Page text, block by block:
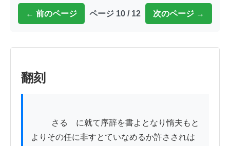
← 前のページ ページ 10 / 12 次のページ →
翻刻
よりその任に非すとていなめるか許さされは